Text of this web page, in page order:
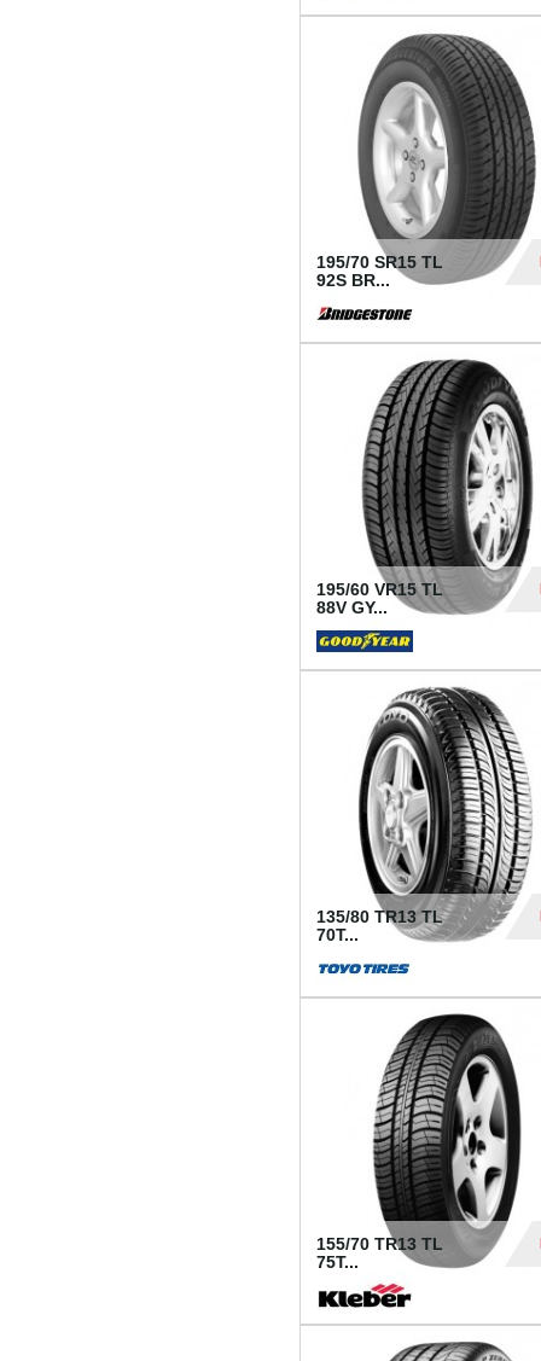
195/70 SR15 TL
92S BR...
195/60 VR15 TL
88V GY...
135/80 TR13 TL
70T...
155/70 TR13 TL
75T...